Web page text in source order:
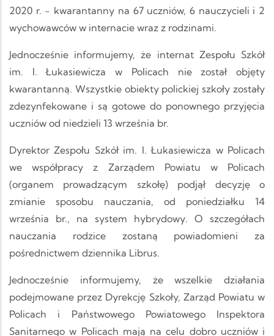
2020 r. - kwarantanny na 67 uczniów, 6 nauczycieli i 2
wychowawców w internacie wraz z rodzinami.
Jednocześnie informujemy, że internat Zespołu Szkół
im. I. Łukasiewicza w Policach nie został objęty
kwarantanną. Wszystkie obiekty polickiej szkoły zostały
zdezynfekowane i są gotowe do ponownego przyjęcia
uczniów od niedzieli 13 września br.
Dyrektor Zespołu Szkół im. I. Łukasiewicza w Policach
we współpracy z Zarządem Powiatu w Policach
(organem prowadzącym szkołę) podjął decyzję o
zmianie sposobu nauczania, od poniedziałku 14
września br., na system hybrydowy. O szczegółach
nauczania rodzice zostaną powiadomieni za
pośrednictwem dziennika Librus.
Jednocześnie informujemy, że wszelkie działania
podejmowane przez Dyrekcję Szkoły, Zarząd Powiatu w
Policach i Państwowego Powiatowego Inspektora
Sanitarnego w Policach mają na celu dobro uczniów i